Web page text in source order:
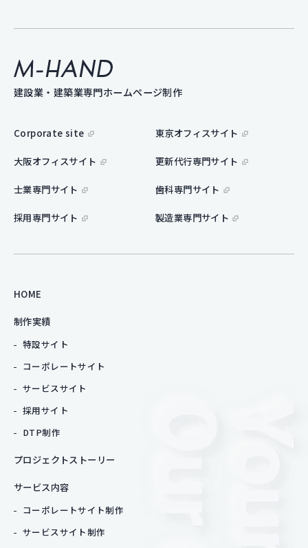
M-hand
建設業・建築業専門ホームページ制作
Corporate site 東京オフィスサイト
大阪オフィスサイト 更新代行専門サイト
士業専門サイト 歯科専門サイト
採用専門サイト 製造業専門サイト
HOME
制作実績
特設サイト
コーポレートサイト
サービスサイト
採用サイト
DTP制作
プロジェクトストーリー
サービス内容
コーポレートサイト制作
サービスサイト制作